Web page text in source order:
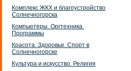
Комплекс ЖКХ и благоустройство
Солнечногорска
Компьютеры. Оргтехника.
Программы
Красота. Здоровье. Спорт в
Солнечногорске
Культура и искусство. Религия